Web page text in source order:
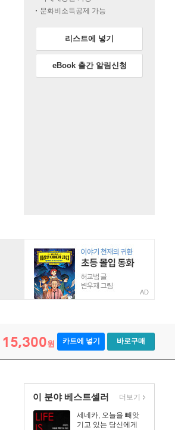
문화비소득공제 가능
리스트에 넣기
eBook 출간 알림신청
AD
15,300원 카트에 넣기 바로구매
이 분야 베스트셀러
세네카, 오늘을 빼앗
기고 있는 당신에게
더보기